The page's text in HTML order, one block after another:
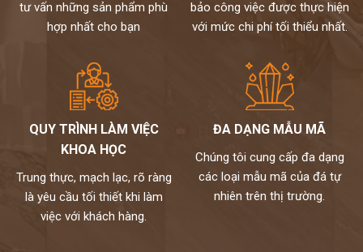
tư vấn những sản phẩm phù
hợp nhất cho bạn
bảo công việc được thực hiện
với mức chi phí tối thiểu nhất.
QUY TRÌNH LÀM VIỆC
KHOA HỌC
Trung thực, mạch lạc, rõ ràng
là yêu cầu tối thiết khi làm
việc với khách hàng.
ĐA DẠNG MẪU MÃ
Chúng tôi cung cấp đa dạng
các loại mẫu mã của đá tự
nhiên trên thị trường.